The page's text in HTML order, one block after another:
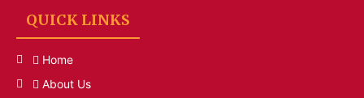
QUICK LINKS
Home
About Us